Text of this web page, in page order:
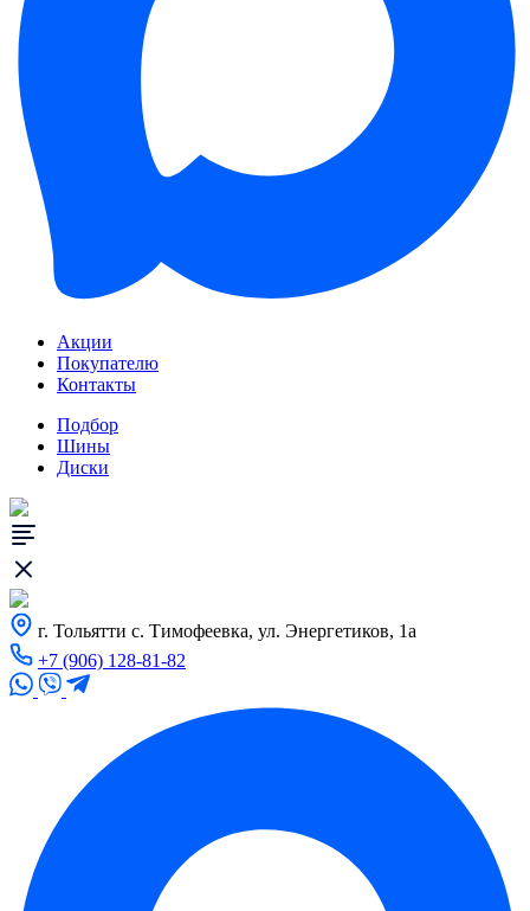
Акции
Покупателю
Контакты
Подбор
Шины
Диски
г. Тольятти с. Тимофеевка, ул. Энергетиков, 1а
+7 (906) 128-81-82